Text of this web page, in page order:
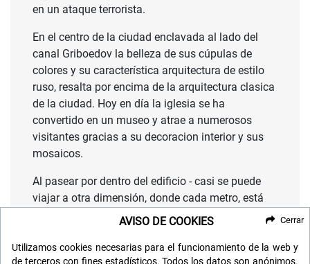
en un ataque terrorista.
En el centro de la ciudad enclavada al lado del
canal Griboedov la belleza de sus cúpulas de
colores y su característica arquitectura de estilo
ruso, resalta por encima de la arquitectura clasica
de la ciudad. Hoy en día la iglesia se ha
convertido en un museo y atrae a numerosos
visitantes gracias a su decoracion interior y sus
mosaicos.
Al pasear por dentro del edificio - casi se puede
viajar a otra dimensión, donde cada metro, está
pintado con hermosos patrones y
Seguiremos la mañana visitando la Catedral de
AVISO DE COOKIES
Utilizamos cookies necesarias para el funcionamiento de la web y
de terceros con fines estadísticos. Todos los datos son anónimos.
Cerrar